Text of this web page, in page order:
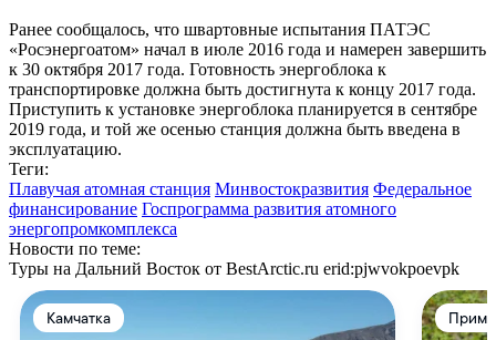
Ранее сообщалось, что швартовные испытания ПАТЭС
«Росэнергоатом» начал в июле 2016 года и намерен завершить
к 30 октября 2017 года. Готовность энергоблока к
транспортировке должна быть достигнута к концу 2017 года.
Приступить к установке энергоблока планируется в сентябре
2019 года, и той же осенью станция должна быть введена в
эксплуатацию.
Теги:
Плавучая атомная станция Минвостокразвития Федеральное
финансирование Госпрограмма развития атомного
энергопромкомплекса
Новости по теме:
Туры на Дальний Восток от BestArctic.ru erid:pjwvokpoevpk